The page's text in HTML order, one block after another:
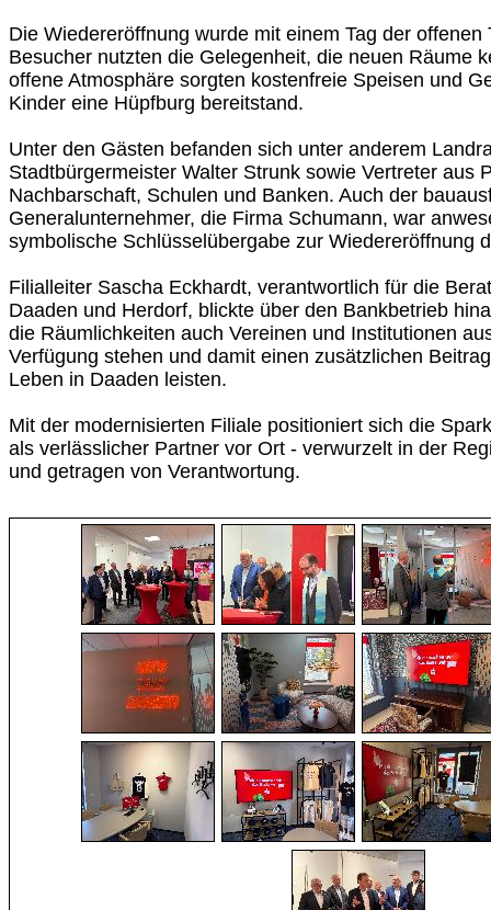
Die Wiedereröffnung wurde mit einem Tag der
Besucher nutzten die Gelegenheit, die neuen Räume
offene Atmosphäre sorgten kostenfreie Speisen und
Kinder eine Hüpfburg bereitstand.
Unter den Gästen befanden sich unter anderem
Stadtbürgermeister Walter Strunk sowie Vertreter aus
Nachbarschaft, Schulen und Banken. Auch der
Generalunternehmer, die Firma Schumann, war
symbolische Schlüsselübergabe zur Wiedereröffnung
Filialleiter Sascha Eckhardt, verantwortlich für die
Daaden und Herdorf, blickte über den Bankbetrieb
die Räumlichkeiten auch Vereinen und Institutionen
Verfügung stehen und damit einen zusätzlichen
Leben in Daaden leisten.
Mit der modernisierten Filiale positioniert sich die
als verlässlicher Partner vor Ort - verwurzelt in der
und getragen von Verantwortung.